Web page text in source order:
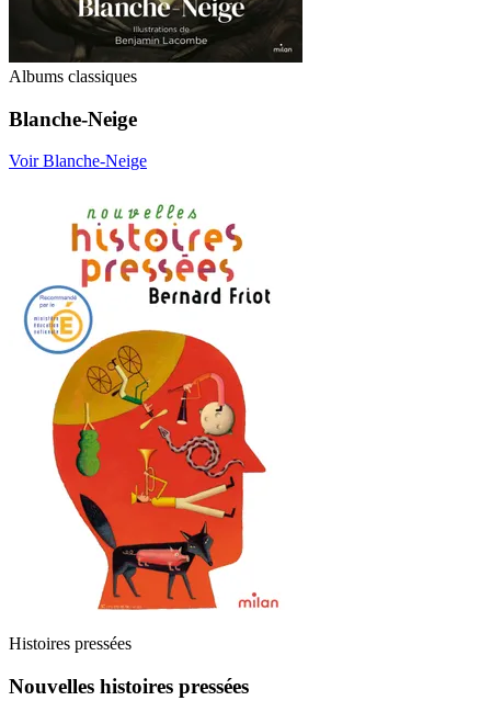
Albums classiques
Blanche-Neige
Voir Blanche-Neige
Histoires pressées
Nouvelles histoires pressées